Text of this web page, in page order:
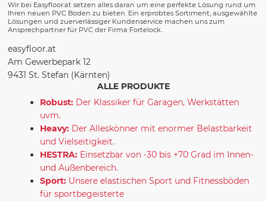
Wir bei Easyfloor.at setzen alles daran um eine perfekte Lösung rund um
Ihren neuen PVC Boden zu bieten. Ein erprobtes Sortiment, ausgewählte
Lösungen und zuerverlässiger Kundenservice machen uns zum
Ansprechpartner für PVC der Firma Fortelock.
easyfloor.at
Am Gewerbepark 12
9431 St. Stefan (Kärnten)
ALLE PRODUKTE
Robust: Der Klassiker für Garagen, Werkstätten
uvm.
Heavy: Der Alleskönner mit enormer Belastbarkeit
und Vielseitigkeit.
HESTRA: Einsetzbar von -30 bis +70 Grad im Innen-
und Außenbereich.
Sport: Unsere elastischen Sport und Fitnessböden
für sportbegeisterte